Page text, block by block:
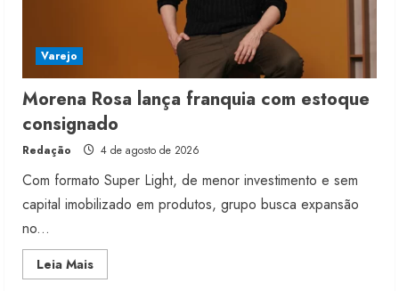
Varejo
Morena Rosa lança franquia com estoque
consignado
Redação 4 de agosto de 2026
Com formato Super Light, de menor investimento e sem
capital imobilizado em produtos, grupo busca expansão
no...
Leia MaisRead
more